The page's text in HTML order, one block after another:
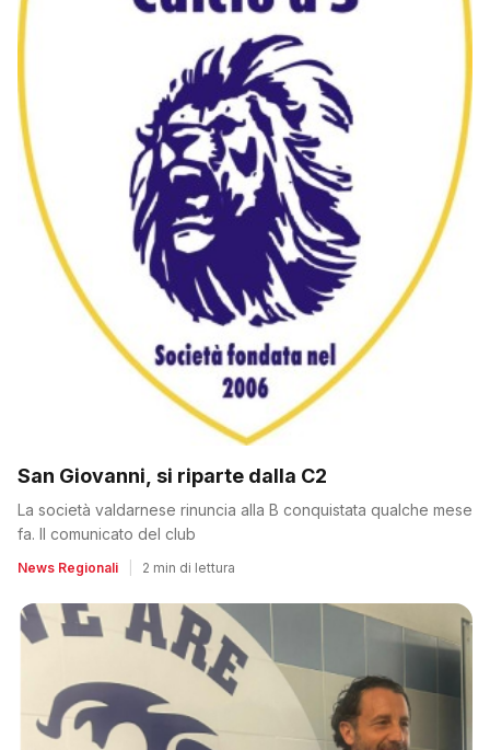
San Giovanni, si riparte dalla C2
La società valdarnese rinuncia alla B conquistata qualche mese
fa. Il comunicato del club
News Regionali 2 min di lettura